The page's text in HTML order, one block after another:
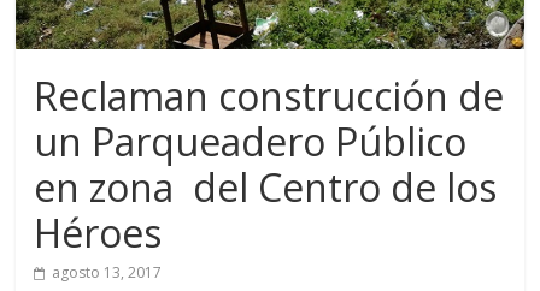
Reclaman construcción de
un Parqueadero Público
en zona del Centro de los
Héroes
agosto 13, 2017